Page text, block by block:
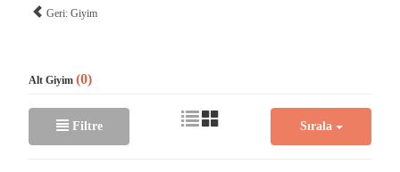
Geri: Giyim
Alt Giyim (0)
Filtre Sırala